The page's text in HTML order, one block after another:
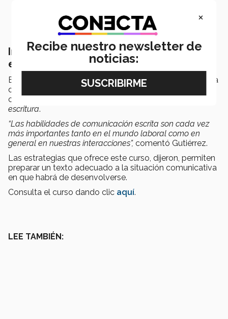
Invita a tomar curso de comunicación
escrita
El profesor Víctor Gutiérrez invitó al público en general a
darse una oportunidad de conocer las herramientas de
comunicación escrita del MOOC
escritura.
“Las habilidades de comunicación escrita son cada vez
más importantes tanto en el mundo laboral como en
general en nuestras interacciones”, comentó Gutiérrez.
Las estrategias que ofrece este curso, dijeron, permiten
preparar un texto adecuado a la situación comunicativa
en que habrá de desenvolverse.
Consulta el curso dando clic aquí.
LEE TAMBIÉN:
×
Recibe nuestro newsletter de
noticias: